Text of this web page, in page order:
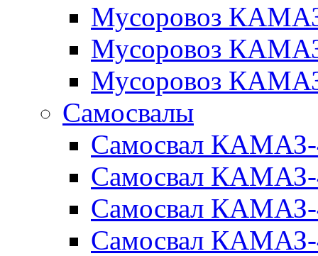
Мусоровоз
Мусоровоз
Мусоровоз
Самосвалы
Самосвал
Самосвал КАМАЗ-
Самосвал КАМАЗ-
Самосвал КАМАЗ-